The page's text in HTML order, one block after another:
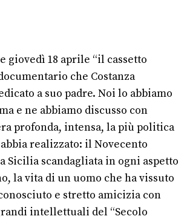
giovedì 18 aprile “il cassetto
che Costanza
a suo padre. Noi lo abbiamo
e ne abbiamo discusso con
profonda, intensa, la più politica
realizzato: il Novecento
Sicilia scandagliata in ogni aspetto
la vita di un uomo che ha vissuto
e stretto amicizia con
intellettuali del “Secolo